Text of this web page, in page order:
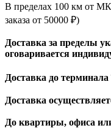
В пределах 100 км от
заказа от 50000 ₽)
Доставка за пределы
оговаривается
Доставка до
Доставка
До квартиры, офиса